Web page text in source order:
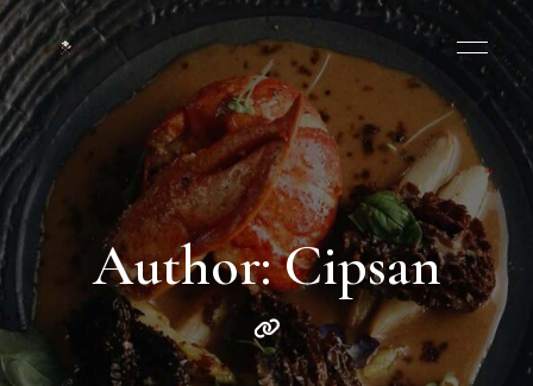
Author: Cipsan